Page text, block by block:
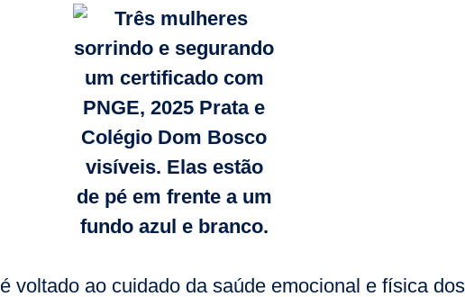
é voltado ao cuidado da saúde emocional e física